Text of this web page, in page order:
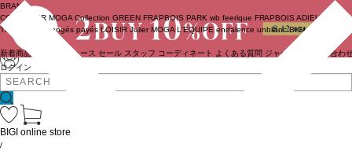
ログイン
BRAND
COUTURIER MOGA Collection GREEN FRAPBOIS PARK wb feerique FRAPBOIS ADIEU
TRISTESSE
congés payés LOISIR Julier MOGA L'EQUIPE endalence unbilanc BIGI online store
新着商品 ニュース セール スタッフ コーディネート よくある質問 ジャーナル お問い合わ
BIGI online store
/